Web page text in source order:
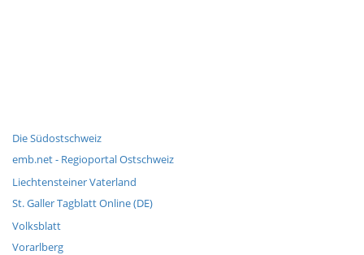
Die Südostschweiz
emb.net - Regioportal Ostschweiz
Liechtensteiner Vaterland
St. Galler Tagblatt Online (DE)
Volksblatt
Vorarlberg